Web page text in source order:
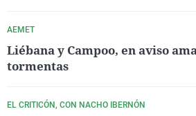
AEMET
Liébana y Campoo, en aviso
tormentas
EL CRITICÓN, CON NACHO IBERNÓN